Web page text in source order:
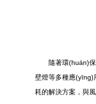
隨著環(huán)
壁燈等多種應(yīng)
耗的解決方案，與